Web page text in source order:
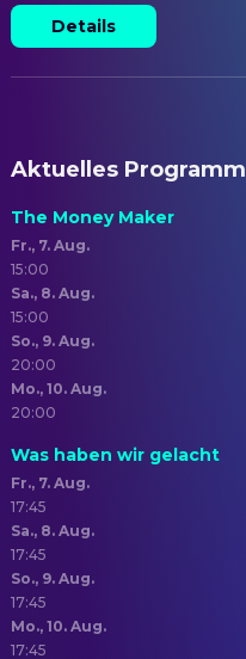
Details
Aktuelles Programm
The Money Maker
Fr., 7. Aug.
15:00
Sa., 8. Aug.
15:00
So., 9. Aug.
20:00
Mo., 10. Aug.
20:00
Was haben wir gelacht
Fr., 7. Aug.
17:45
Sa., 8. Aug.
17:45
So., 9. Aug.
17:45
Mo., 10. Aug.
17:45